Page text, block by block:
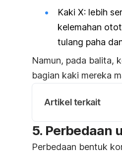
Kaki X: lebih
kelemahan
tulang paha
Namun, pada balita,
bagian kaki mereka
Artikel terkait
5. Perbedaan
Perbedaan bentuk